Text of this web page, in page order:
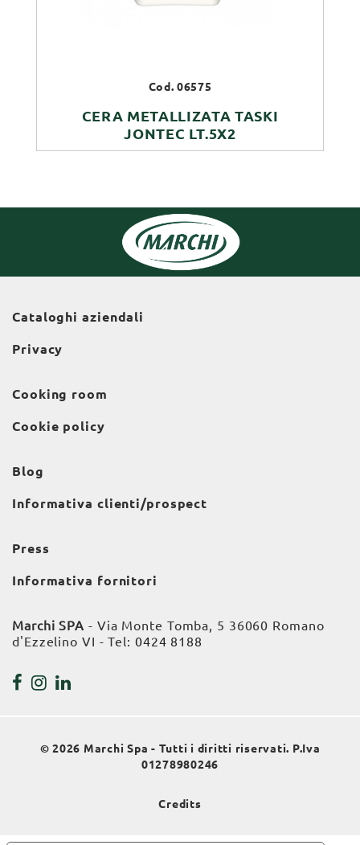
Cod. 06575
CERA METALLIZATA TASKI
JONTEC LT.5X2
Cataloghi aziendali
Privacy
Cooking room
Cookie policy
Blog
Informativa clienti/prospect
Press
Informativa fornitori
Marchi SPA - Via Monte Tomba, 5 36060 Romano
d'Ezzelino VI - Tel: 0424 8188
© 2026 Marchi Spa - Tutti i diritti riservati. P.Iva
01278980246
Credits